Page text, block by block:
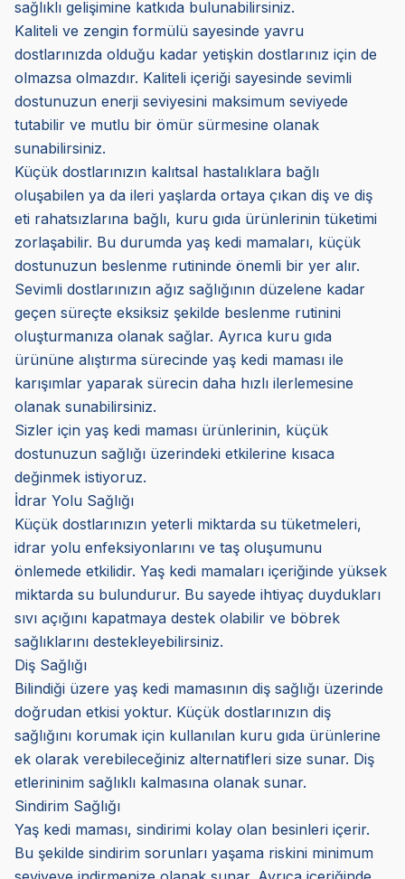
sağlıklı gelişimine katkıda bulunabilirsiniz.
Kaliteli ve zengin formülü sayesinde yavru
dostlarınızda olduğu kadar yetişkin dostlarınız için de
olmazsa olmazdır. Kaliteli içeriği sayesinde sevimli
dostunuzun enerji seviyesini maksimum seviyede
tutabilir ve mutlu bir ömür sürmesine olanak
sunabilirsiniz.
Küçük dostlarınızın kalıtsal hastalıklara bağlı
oluşabilen ya da ileri yaşlarda ortaya çıkan diş ve diş
eti rahatsızlarına bağlı, kuru gıda ürünlerinin tüketimi
zorlaşabilir. Bu durumda yaş kedi mamaları, küçük
dostunuzun beslenme rutininde önemli bir yer alır.
Sevimli dostlarınızın ağız sağlığının düzelene kadar
geçen süreçte eksiksiz şekilde beslenme rutinini
oluşturmanıza olanak sağlar. Ayrıca kuru gıda
ürününe alıştırma sürecinde yaş kedi maması ile
karışımlar yaparak sürecin daha hızlı ilerlemesine
olanak sunabilirsiniz.
Sizler için yaş kedi maması ürünlerinin, küçük
dostunuzun sağlığı üzerindeki etkilerine kısaca
değinmek istiyoruz.
İdrar Yolu Sağlığı
Küçük dostlarınızın yeterli miktarda su tüketmeleri,
idrar yolu enfeksiyonlarını ve taş oluşumunu
önlemede etkilidir. Yaş kedi mamaları içeriğinde yüksek
miktarda su bulundurur. Bu sayede ihtiyaç duydukları
sıvı açığını kapatmaya destek olabilir ve böbrek
sağlıklarını destekleyebilirsiniz.
Diş Sağlığı
Bilindiği üzere yaş kedi mamasının diş sağlığı üzerinde
doğrudan etkisi yoktur. Küçük dostlarınızın diş
sağlığını korumak için kullanılan kuru gıda ürünlerine
ek olarak verebileceğiniz alternatifleri size sunar. Diş
etlerininim sağlıklı kalmasına olanak sunar.
Sindirim Sağlığı
Yaş kedi maması, sindirimi kolay olan besinleri içerir.
Bu şekilde sindirim sorunları yaşama riskini minimum